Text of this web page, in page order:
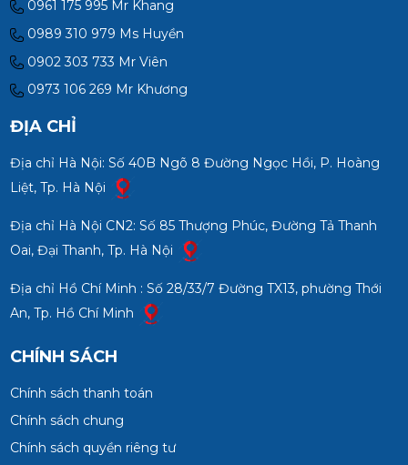
0961 175 995 Mr Khang
0989 310 979 Ms Huyền
0902 303 733 Mr Viên
0973 106 269 Mr Khương
ĐỊA CHỈ
Địa chỉ Hà Nội: Số 40B Ngõ 8 Đường Ngọc Hồi, P. Hoàng
Liệt, Tp. Hà Nội
Địa chỉ Hà Nội CN2: Số 85 Thượng Phúc, Đường Tả Thanh
Oai, Đại Thanh, Tp. Hà Nội
Địa chỉ Hồ Chí Minh : Số 28/33/7 Đường TX13, phường Thới
An, Tp. Hồ Chí Minh
CHÍNH SÁCH
Chính sách thanh toán
Chính sách chung
Chính sách quyền riêng tư